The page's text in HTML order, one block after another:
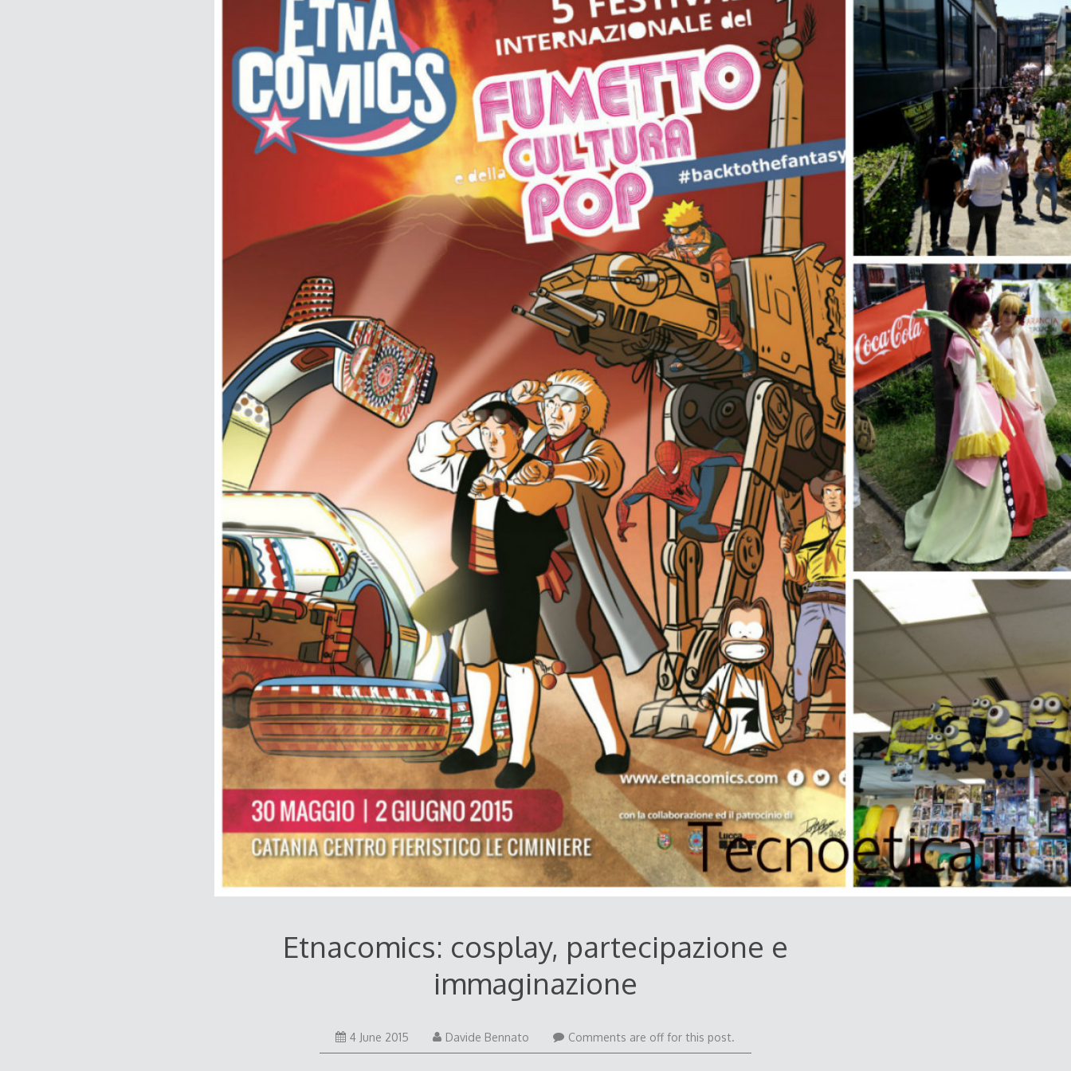
Etnacomics: cosplay, partecipazione e
immaginazione
4 June 2015
June
Davide Bennato Comments are off for this post.